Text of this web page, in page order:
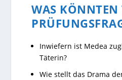
WAS KÖNNTEN
Inwiefern ist Medea
Täterin?
Wie stellt das Drama